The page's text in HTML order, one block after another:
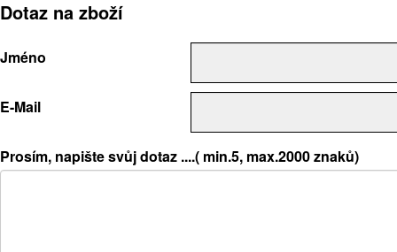
Dotaz na zboží
Jméno
E-Mail
Prosím, napište svůj dotaz ....( min.5, max.2000 znaků)